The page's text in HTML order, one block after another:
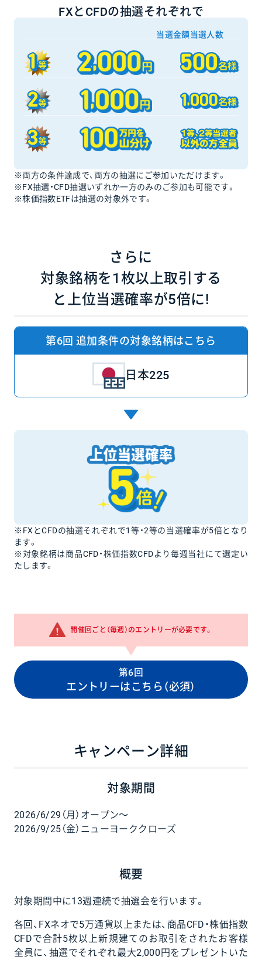
FXとCFDの抽選それぞれで
当選金額当選人数
※両方の条件達成で、両方の抽選にご参加いただけます。
※FX抽選・CFD抽選いずれか一方のみのご参加も可能です。
※株価指数ETFは抽選の対象外です。
さらに
対象銘柄を1枚以上取引する
と 上位当選確率が5倍に!
第6回 追加条件の対象銘柄はこちら
日本225
※FXとCFDの抽選それぞれで1等・2等の当選確率が5倍となり
ます。
※対象銘柄は商品CFD・株価指数CFDより毎週当社にて選定い
たします。
開催回ごと（毎週）のエントリーが必要です。
第6回
エントリーはこちら（必須）
キャンペーン詳細
対象期間
2026/6/29（月）オープン〜
2026/9/25（金）ニューヨーククローズ
概要
対象期間中に13週連続で抽選会を行います。
各回、FXネオで5万通貨以上または、商品CFD・株価指数
CFDで合計5枚以上新規建てのお取引をされたお客様
全員に、抽選でそれぞれ最大2,000円をプレゼントいた